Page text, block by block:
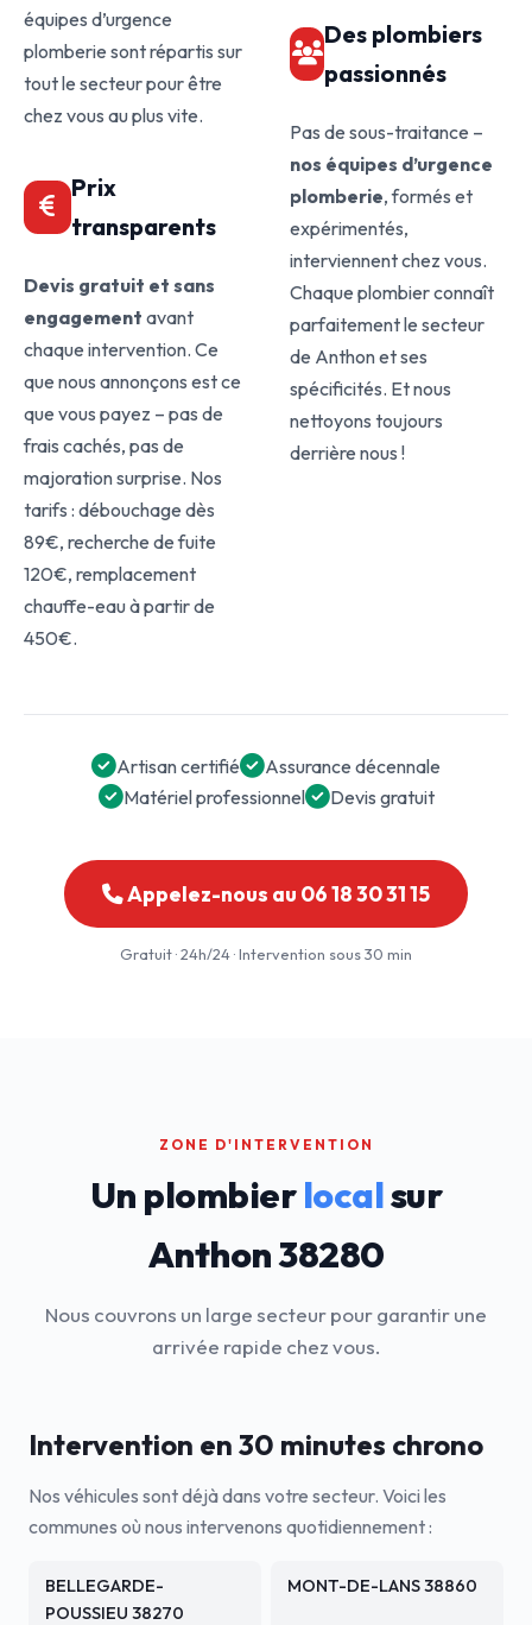
équipes d’urgence
plomberie sont répartis sur
tout le secteur pour être
chez vous au plus vite.
Prix
transparents
Devis gratuit et sans
engagement avant
chaque intervention. Ce
que nous annonçons est ce
que vous payez – pas de
frais cachés, pas de
majoration surprise. Nos
tarifs : débouchage dès
89€, recherche de fuite
120€, remplacement
chauffe-eau à partir de
450€.
Des plombiers
passionnés
Pas de sous-traitance –
nos équipes d’urgence
plomberie, formés et
expérimentés,
interviennent chez vous.
Chaque plombier connaît
parfaitement le secteur
de Anthon et ses
spécificités. Et nous
nettoyons toujours
derrière nous !
Artisan certifié
Assurance décennale
Matériel professionnel
Devis gratuit
Appelez-nous au 06 18 30 31 15
Gratuit · 24h/24 · Intervention sous 30 min
ZONE D'INTERVENTION
Un plombierlocalsur
Anthon 38280
Nous couvrons un large secteur pour garantir une
arrivée rapide chez vous.
Intervention en 30 minutes chrono
Nos véhicules sont déjà dans votre secteur. Voici les
communes où nous intervenons quotidiennement :
BELLEGARDE-
POUSSIEU 38270
MONT-DE-LANS 38860